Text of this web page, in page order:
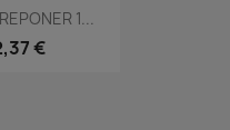
1...
€